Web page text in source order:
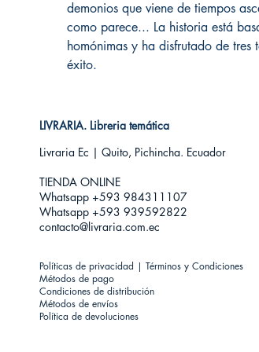
demonios que viene de tiempos
como parece... La historia está
homónimas y ha disfrutado de
éxito.
LIVRARIA. Libreria temática
Livraria Ec | Quito, Pichincha. Ecuador
TIENDA ONLINE​
Whatsapp +593 984311107
Whatsapp +593 939592822
contacto@livraria.com.ec
Políticas de privacidad | Términos y Condiciones
Métodos de pago
Condiciones de distribución
Métodos de envíos
Política de devoluciones